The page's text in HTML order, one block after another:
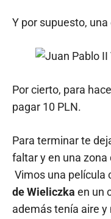
Y por supuesto,
Por cierto, para
pagar 10 PLN.
Para terminar te
faltar y en una
Vimos una película
de Wieliczka en un
además tenía aire